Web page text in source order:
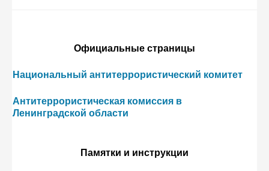
Официальные страницы
Национальный антитеррористический комитет
Антитеррористическая комиссия в
Ленинградской области
Памятки и инструкции